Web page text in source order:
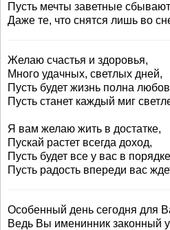
Пусть мечты заветные
Даже те, что снятся лишь во
Желаю счастья и здоровья,
Много удачных, светлых дней,
Пусть будет жизнь полна
Пусть станет каждый миг
Я вам желаю жить в достатке,
Пускай растет всегда доход,
Пусть будет все у вас в
Пусть радость впереди вас
Особенный день сегодня для
Ведь Вы именинник законный